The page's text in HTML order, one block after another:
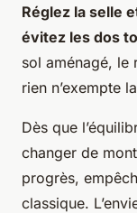
Réglez la selle
évitez les dos
sol aménagé, le
rien n’exempte
Dès que
changer de
progrès,
classique.